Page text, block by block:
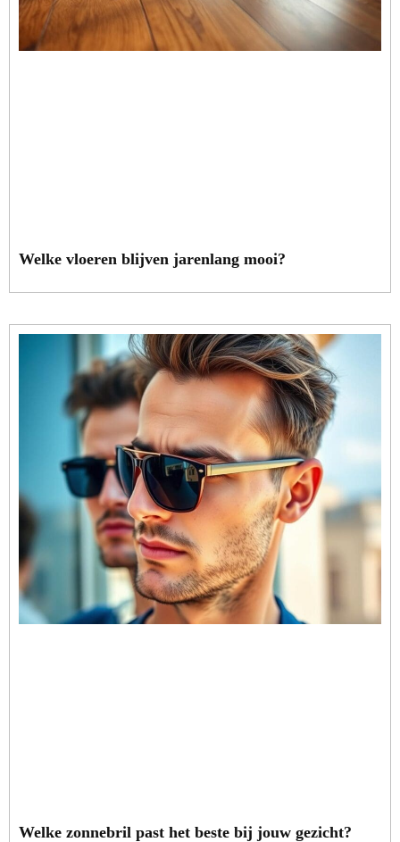
Welke vloeren blijven jarenlang mooi?
Welke zonnebril past het beste bij jouw gezicht?